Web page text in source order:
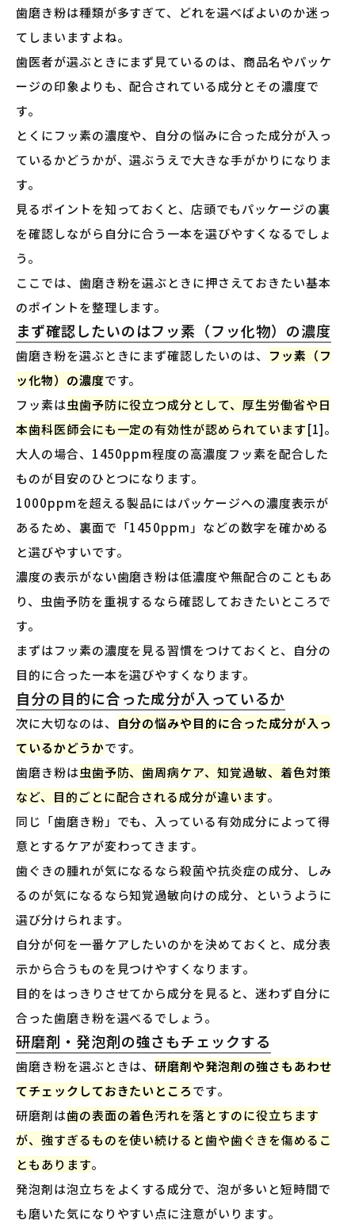
歯磨き粉は種類が多すぎて、どれを選べばよいのか迷っ
てしまいますよね。
歯医者が選ぶときにまず見ているのは、商品名やパッケ
ージの印象よりも、配合されている成分とその濃度で
す。
とくにフッ素の濃度や、自分の悩みに合った成分が入っ
ているかどうかが、選ぶうえで大きな手がかりになりま
す。
見るポイントを知っておくと、店頭でもパッケージの裏
を確認しながら自分に合う一本を選びやすくなるでしょ
う。
ここでは、歯磨き粉を選ぶときに押さえておきたい基本
のポイントを整理します。
まず確認したいのはフッ素（フッ化物）の濃度
歯磨き粉を選ぶときにまず確認したいのは、
フッ素（フ
ッ化物）の濃度です。
フッ素は虫歯予防に役立つ成分として、厚生労働省や日
本歯科医師会にも一定の有効性が認められています[1]。
大人の場合、1450ppm程度の高濃度フッ素を配合した
ものが目安のひとつになります。
1000ppmを超える製品にはパッケージへの濃度表示が
あるため、裏面で「1450ppm」などの数字を確かめる
と選びやすいです。
濃度の表示がない歯磨き粉は低濃度や無配合のこともあ
り、虫歯予防を重視するなら確認しておきたいところで
す。
まずはフッ素の濃度を見る習慣をつけておくと、自分の
目的に合った一本を選びやすくなります。
自分の目的に合った成分が入っているか
次に大切なのは、
自分の悩みや目的に合った成分が入っ
ているかどうかです。
歯磨き粉は虫歯予防、歯周病ケア、知覚過敏、着色対策
など、目的ごとに配合される成分が違います。
同じ「歯磨き粉」でも、入っている有効成分によって得
意とするケアが変わってきます。
歯ぐきの腫れが気になるなら殺菌や抗炎症の成分、しみ
るのが気になるなら知覚過敏向けの成分、というように
選び分けられます。
自分が何を一番ケアしたいのかを決めておくと、成分表
示から合うものを見つけやすくなります。
目的をはっきりさせてから成分を見ると、迷わず自分に
合った歯磨き粉を選べるでしょう。
研磨剤・発泡剤の強さもチェックする
歯磨き粉を選ぶときは、研磨剤や発泡剤の強さもあわせ
てチェックしておきたいところです。
研磨剤は歯の表面の着色汚れを落とすのに役立ちます
が、強すぎるものを使い続けると歯や歯ぐきを傷めるこ
ともあります。
発泡剤は泡立ちをよくする成分で、泡が多いと短時間で
も磨いた気になりやすい点に注意がいります。